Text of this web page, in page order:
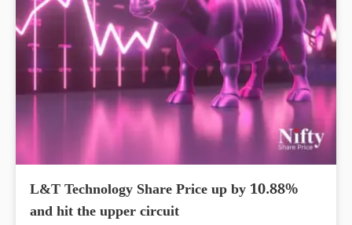
L&T Technology Share Price up by 10.88%
and hit the upper circuit